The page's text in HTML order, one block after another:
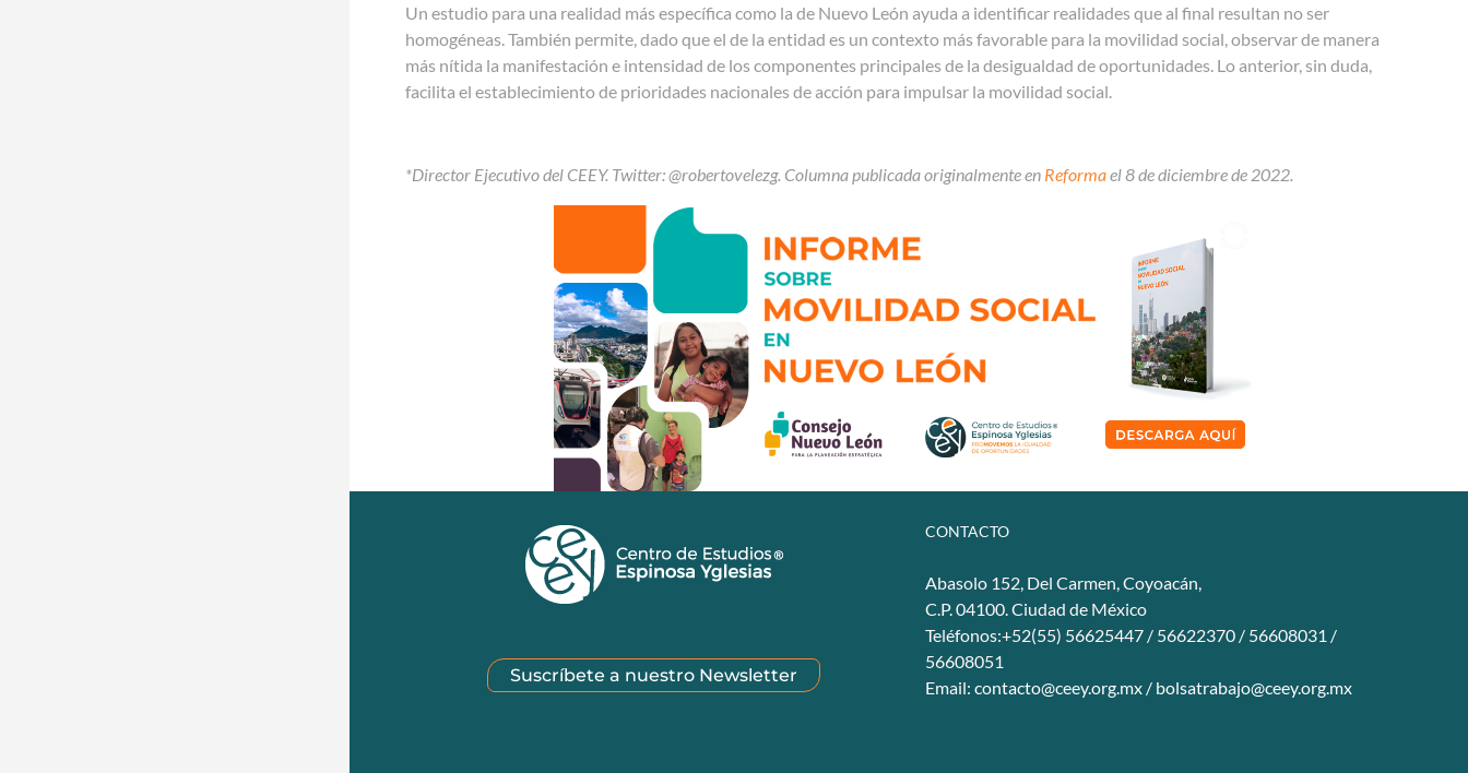
Un estudio para una realidad más específica como la de Nuevo León ayuda a identificar realidades que al final resultan no ser
homogéneas. También permite, dado que el de la entidad es un contexto más favorable para la movilidad social, observar de manera
más nítida la manifestación e intensidad de los componentes principales de la desigualdad de oportunidades. Lo anterior, sin duda,
facilita el establecimiento de prioridades nacionales de acción para impulsar la movilidad social.
*Director Ejecutivo del CEEY. Twitter: @robertovelezg. Columna publicada originalmente en Reformael 8 de diciembre de 2022.
Suscríbete a nuestro Newsletter
CONTACTO
Abasolo 152, Del Carmen, Coyoacán,
C.P. 04100. Ciudad de México
Teléfonos:+52(55) 56625447 / 56622370 / 56608031 /
56608051
Email: contacto@ceey.org.mx / bolsatrabajo@ceey.org.mx